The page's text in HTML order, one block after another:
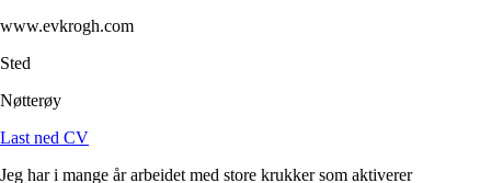
www.evkrogh.com
Sted
Nøtterøy
Last ned CV
Jeg har i mange år arbeidet med store krukker som aktiverer